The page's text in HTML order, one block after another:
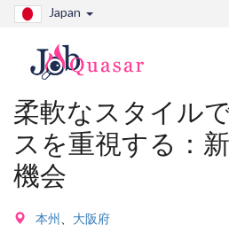
Japan
柔軟なスタイル
スを重視する：
機会
本州
大阪府